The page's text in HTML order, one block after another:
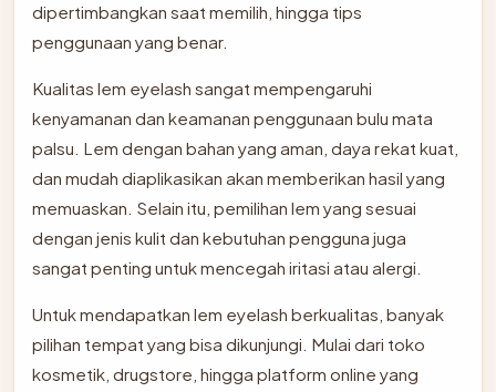
dipertimbangkan saat memilih, hingga tips
penggunaan yang benar.
Kualitas lem eyelash sangat mempengaruhi
kenyamanan dan keamanan penggunaan bulu mata
palsu. Lem dengan bahan yang aman, daya rekat kuat,
dan mudah diaplikasikan akan memberikan hasil yang
memuaskan. Selain itu, pemilihan lem yang sesuai
dengan jenis kulit dan kebutuhan pengguna juga
sangat penting untuk mencegah iritasi atau alergi.
Untuk mendapatkan lem eyelash berkualitas, banyak
pilihan tempat yang bisa dikunjungi. Mulai dari toko
kosmetik, drugstore, hingga platform online yang